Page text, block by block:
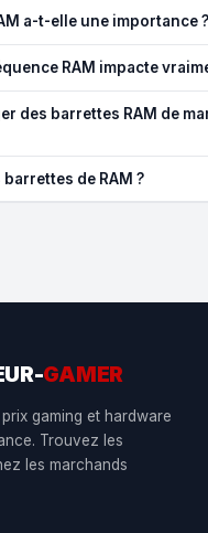
a-t-elle une importance ?
RAM impacte
des barrettes RAM de
de RAM ?
GAMER
gaming et hardware
Trouvez les
les marchands